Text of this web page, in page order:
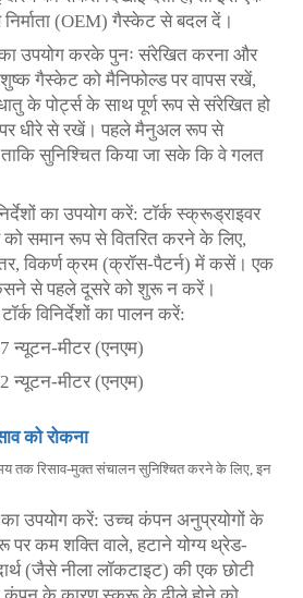
(OEM) गैस्केट से बदल दें।
उपयोग करके पुनः संरेखित करना और
गैस्केट को मैनिफोल्ड पर वापस रखें,
के पोर्ट्स के साथ पूर्ण रूप से संरेखित हो
धीरे से रखें। पहले मैनुअल रूप से
सुनिश्चित किया जा सके कि वे गलत
का उपयोग करें: टॉर्क स्क्रूड्राइवर
समान रूप से वितरित करने के लिए,
विकर्ण क्रम (क्रॉस-पैटर्न) में कसें। एक
से पहले दूसरे को शुरू न करें।
विनिर्देशों का पालन करें:
न्यूटन-मीटर (एनएम)
न्यूटन-मीटर (एनएम)
को रोकना
तक रिसाव-मुक्त संचालन सुनिश्चित करने के लिए, इन
का उपयोग करें: उच्च कंपन अनुप्रयोगों के
पर कम शक्ति वाले, हटाने योग्य थ्रेड-
(जैसे नीला लॉकटाइट) की एक छोटी